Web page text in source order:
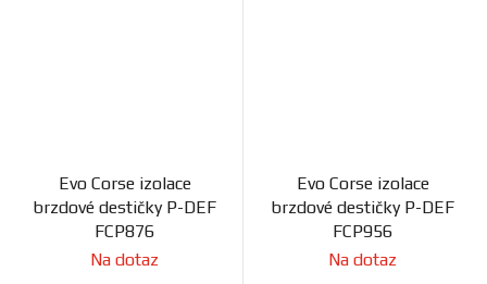
Evo Corse izolace
brzdové destičky P-DEF
FCP876
Na dotaz
Evo Corse izolace
brzdové destičky P-DEF
FCP956
Na dotaz